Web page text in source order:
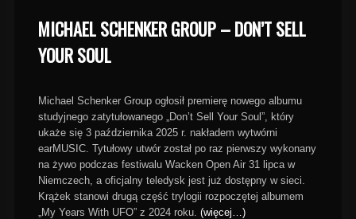
MICHAEL SCHENKER GROUP – DON’T SELL
YOUR SOUL
Michael Schenker Group ogłosił premierę nowego albumu
studyjnego zatytułowanego „Don’t Sell Your Soul”, który
ukaże się 3 października 2025 r. nakładem wytwórni
earMUSIC. Tytułowy utwór został po raz pierwszy wykonany
na żywo podczas festiwalu Wacken Open Air 31 lipca w
Niemczech, a oficjalny teledysk jest już dostępny w sieci.
Krążek stanowi drugą część trylogii rozpoczętej albumem
„My Years With UFO” z 2024 roku. (więcej…)